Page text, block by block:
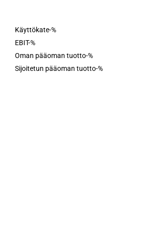
Käyttökate-%
EBIT-%
Oman pääoman tuotto-%
Sijoitetun pääoman tuotto-%